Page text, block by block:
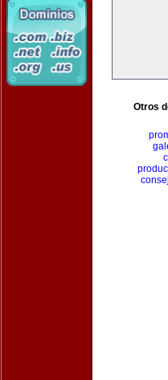
Otros